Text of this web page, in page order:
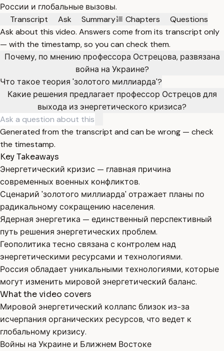
России и глобальные вызовы.
Transcript
Ask Summary Chapters
Questions
Ask about this video. Answers come from its transcript only
— with the timestamp, so you can check them.
Почему, по мнению профессора Острецова, развязана
война на Украине?
Что такое теория 'золотого миллиарда'?
Какие решения предлагает профессор Острецов для
выхода из энергетического кризиса?
Generated from the transcript and can be wrong — check
the timestamp.
Key Takeaways
Энергетический кризис — главная причина
современных военных конфликтов.
Сценарий 'золотого миллиарда' отражает планы по
радикальному сокращению населения.
Ядерная энергетика — единственный перспективный
путь решения энергетических проблем.
Геополитика тесно связана с контролем над
энергетическими ресурсами и технологиями.
Россия обладает уникальными технологиями, которые
могут изменить мировой энергетический баланс.
What the video covers
Мировой энергетический коллапс близок из-за
исчерпания органических ресурсов, что ведет к
глобальному кризису.
Войны на Украине и Ближнем Востоке